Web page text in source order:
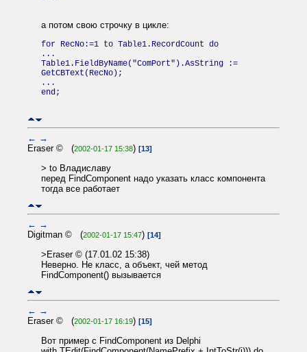
а потом свою строчку в цикле:
for RecNo:=1 to Table1.RecordCount do
...
Table1.FieldByName("ComPort").AsString :=
GetCBText(RecNo);
...
end;
← →
Eraser © (2002-01-17 15:38) [13]
> to Владиславу
перед FindComponent надо указать класс компонента
тогда все работает
← →
Digitman © (2002-01-17 15:47) [14]
>Eraser © (17.01.02 15:38)
Неверно. Не класс, а объект, чей метод
FindComponent() вызывается
← →
Eraser © (2002-01-17 16:19) [15]
Вот пример с FindComponent из Delphi